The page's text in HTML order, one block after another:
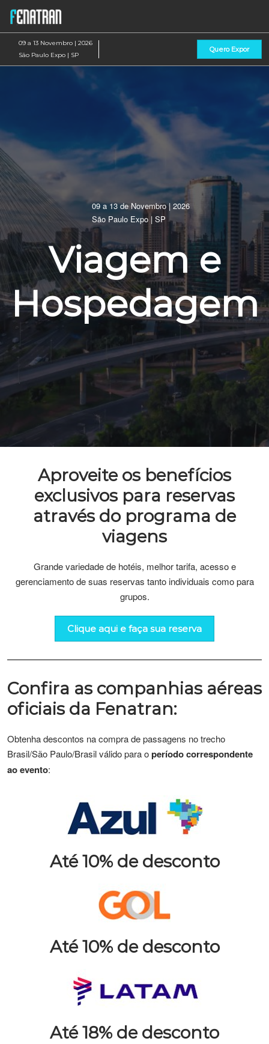
Pular
para
o
conteúdo
09 a 13 Novembro | 2026
São Paulo Expo | SP
Quero Expor
09 a 13 de Novembro | 2026
São Paulo Expo | SP
Viagem e
Hospedagem
Aproveite os benefícios
exclusivos para reservas
através do programa de
viagens
Grande variedade de hotéis, melhor tarifa, acesso e
gerenciamento de suas reservas tanto individuais como para
grupos.
Clique aqui e faça sua reserva
Confira as companhias aéreas
oficiais da Fenatran:
Obtenha descontos na compra de passagens no trecho
Brasil/São Paulo/Brasil válido para operíodo correspondente
ao evento:
Até 10% de desconto
Até 10% de desconto
Até 18% de desconto